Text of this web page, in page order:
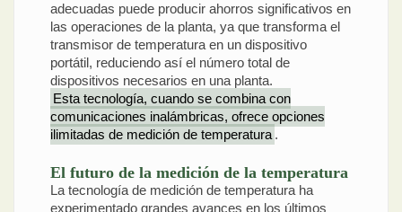
adecuadas puede producir ahorros significativos en
las operaciones de la planta, ya que transforma el
transmisor de temperatura en un dispositivo
portátil, reduciendo así el número total de
dispositivos necesarios en una planta.
Esta tecnología, cuando se combina con
comunicaciones inalámbricas, ofrece opciones
ilimitadas de medición de temperatura .
El futuro de la medición de la temperatura
La tecnología de medición de temperatura ha
experimentado grandes avances en los últimos